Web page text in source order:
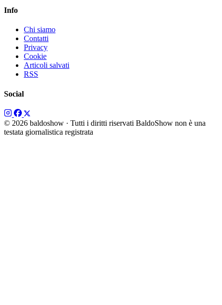
Info
Chi siamo
Contatti
Privacy
Cookie
Articoli salvati
RSS
Social
© 2026 baldoshow · Tutti i diritti riservati BaldoShow non è una
testata giornalistica registrata